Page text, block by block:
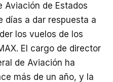
Aviación de Estados
días a dar respuesta a
los vuelos de los
. El cargo de director
de Aviación ha
más de un año, y la